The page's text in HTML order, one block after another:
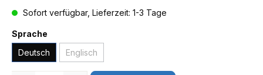
Sofort verfügbar, Lieferzeit: 1-3 Tage
Sprache
Deutsch
Englisch